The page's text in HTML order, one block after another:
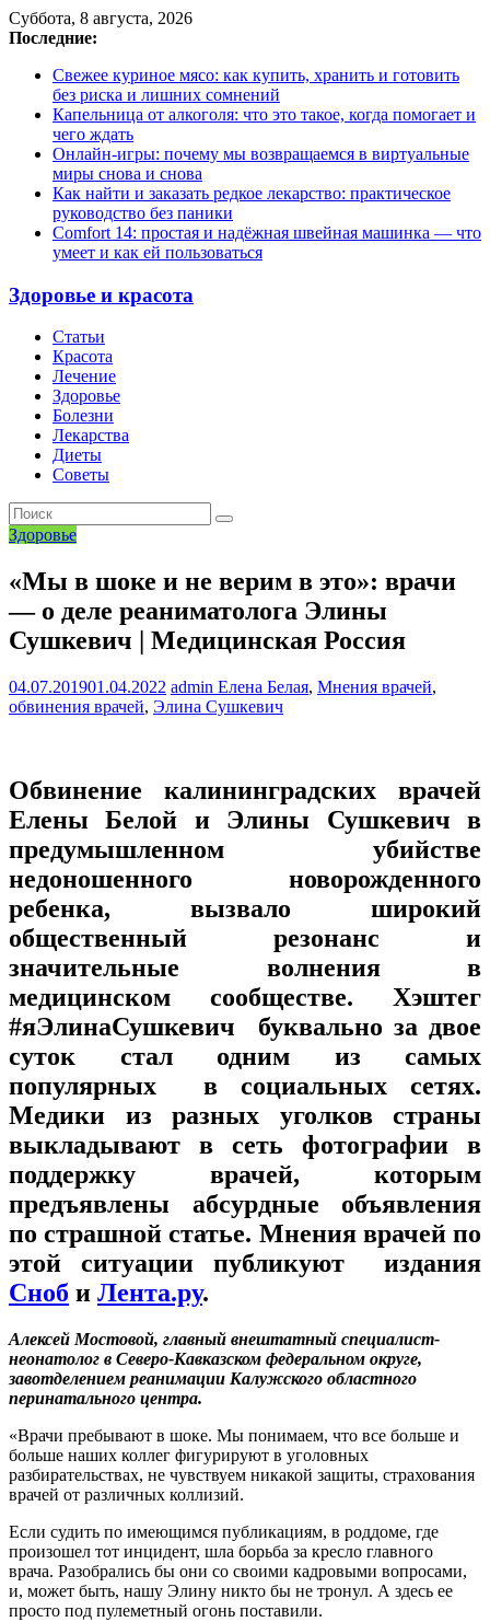
Суббота, 8 августа, 2026
Последние:
Свежее куриное мясо: как купить, хранить и готовить
без риска и лишних сомнений
Капельница от алкоголя: что это такое, когда помогает и
чего ждать
Онлайн-игры: почему мы возвращаемся в виртуальные
миры снова и снова
Как найти и заказать редкое лекарство: практическое
руководство без паники
Comfort 14: простая и надёжная швейная машинка — что
умеет и как ей пользоваться
Здоровье и красота
Статьи
Красота
Лечение
Здоровье
Болезни
Лекарства
Диеты
Советы
Здоровье
«Мы в шоке и не верим в это»: врачи
— о деле реаниматолога Элины
Сушкевич | Медицинская Россия
04.07.201901.04.2022 admin Елена Белая, Мнения врачей,
обвинения врачей, Элина Сушкевич
Обвинение калининградских врачей
Елены Белой и Элины Сушкевич в
предумышленном убийстве
недоношенного новорожденного
ребенка, вызвало широкий
общественный резонанс и
значительные волнения в
медицинском сообществе. Хэштег
#яЭлинаСушкевич буквально за двое
суток стал одним из самых
популярных в социальных сетях.
Медики из разных уголков страны
выкладывают в сеть фотографии в
поддержку врачей, которым
предъявлены абсурдные объявления
по страшной статье. Мнения врачей по
этой ситуации публикуют издания
Сноб и Лента.ру.
Алексей Мостовой, главный внештатный специалист-
неонатолог в Северо-Кавказском федеральном округе,
завотделением реанимации Калужского областного
перинатального центра.
«Врачи пребывают в шоке. Мы понимаем, что все больше и
больше наших коллег фигурируют в уголовных
разбирательствах, не чувствуем никакой защиты, страхования
врачей от различных коллизий.
Если судить по имеющимся публикациям, в роддоме, где
произошел тот инцидент, шла борьба за кресло главного
врача. Разобрались бы они со своими кадровыми вопросами,
и, может быть, нашу Элину никто бы не тронул. А здесь ее
просто под пулеметный огонь поставили.